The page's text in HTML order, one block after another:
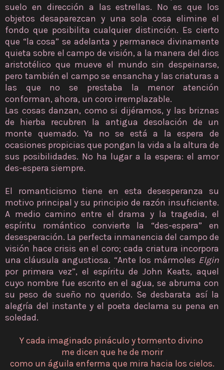
suelo en dirección a las estrellas. No es que los
objetos desaparezcan y una sola cosa elimine el
fondo que posibilita cualquier distinción. Es cierto
que “la cosa” se adelanta y permanece divinamente
quieta sobre el campo de visión, a la manera del dios
aristotélico que mueve el mundo sin despeinarse,
pero también el campo se ensancha y las criaturas a
las que no se prestaba la menor atención
conforman, ahora, un coro irremplazable.
Las cosas danzan, como si dijéramos, y las briznas
de hierba recubren la antigua desolación de un
monte quemado. Ya no se está a la espera de
ocasiones propicias que pongan la vida a la altura de
sus posibilidades. No ha lugar a la espera: el amor
des-espera siempre.
El romanticismo tiene en esta desesperanza su
motivo principal y su principio de razón insuficiente.
A medio camino entre el drama y la tragedia, el
espíritu romántico convierte la “des-espera” en
desesperación. La perfecta inmanencia del campo de
visión hace crisis en el coro; cada criatura incorpora
una cláusula angustiosa. “Ante los mármoles Elgin
por primera vez”, el espíritu de John Keats, aquel
cuyo nombre fue escrito en el agua, se abruma con
su peso de sueño no querido. Se desbarata así la
alegría del instante y el poeta declama su pena en
soledad.
Y cada imaginado pináculo y tormento divino
me dicen que he de morir
como un águila enferma que mira hacia los cielos.